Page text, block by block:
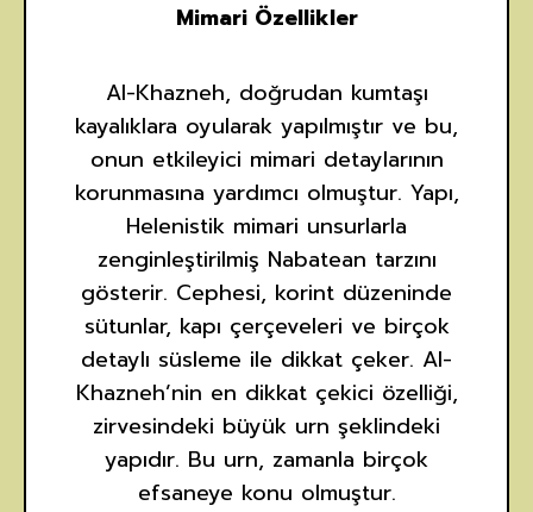
Mimari Özellikler
Al-Khazneh, doğrudan kumtaşı
kayalıklara oyularak yapılmıştır ve bu,
onun etkileyici mimari detaylarının
korunmasına yardımcı olmuştur. Yapı,
Helenistik mimari unsurlarla
zenginleştirilmiş Nabatean tarzını
gösterir. Cephesi, korint düzeninde
sütunlar, kapı çerçeveleri ve birçok
detaylı süsleme ile dikkat çeker. Al-
Khazneh’nin en dikkat çekici özelliği,
zirvesindeki büyük urn şeklindeki
yapıdır. Bu urn, zamanla birçok
efsaneye konu olmuştur.